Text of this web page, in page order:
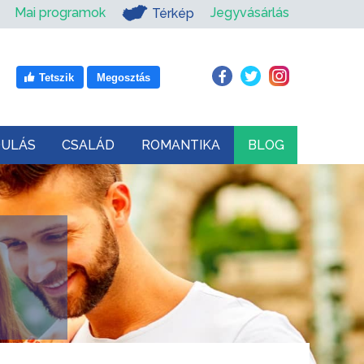
Mai programok Térkép Jegyvásárlás
Tetszik Megosztás
CSALÁD ROMANTIKA BLOG